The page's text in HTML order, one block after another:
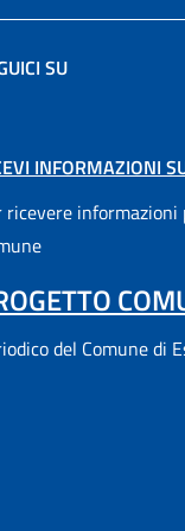
SU
INFORMAZIONI
ricevere
del Comune di